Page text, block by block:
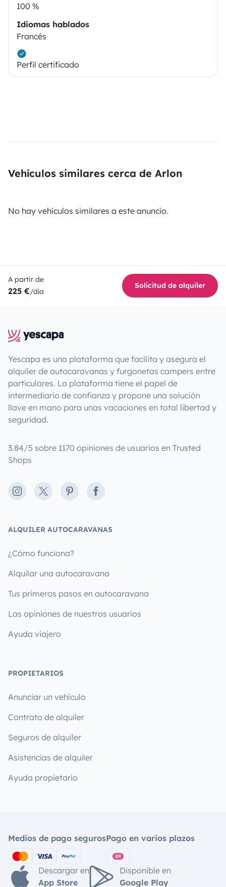
100 %
Idiomas hablados
Francés
Perfil certificado
Vehículos similares cerca de Arlon
No hay vehículos similares a este anuncio.
A partir de
225 €/día
Solicitud de alquiler
Yescapa es una plataforma que facilita y asegura el
alquiler de autocaravanas y furgonetas campers entre
particulares. La plataforma tiene el papel de
intermediario de confianza y propone una solución
llave en mano para unas vacaciones en total libertad y
seguridad.
3.84/5 sobre 1170 opiniones de usuarios en Trusted
Shops
Instagram
X PinterestFacebook
ALQUILER AUTOCARAVANAS
¿Cómo funciona?
Alquilar una autocaravana
Tus primeros pasos en autocaravana
Las opiniones de nuestros usuarios
Ayuda viajero
PROPIETARIOS
Anunciar un vehículo
Contrato de alquiler
Seguros de alquiler
Asistencias de alquiler
Ayuda propietario
Medios de pago segurosPago en varios plazos
Descargar en
App Store
Disponible en
Google Play